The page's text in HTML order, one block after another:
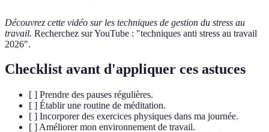
Découvrez cette vidéo sur les techniques de gestion du stress au
travail. Recherchez sur YouTube : "techniques anti stress au travail
2026".
Checklist avant d'appliquer ces astuces
[ ] Prendre des pauses régulières.
[ ] Établir une routine de méditation.
[ ] Incorporer des exercices physiques dans ma journée.
[ ] Améliorer mon environnement de travail.